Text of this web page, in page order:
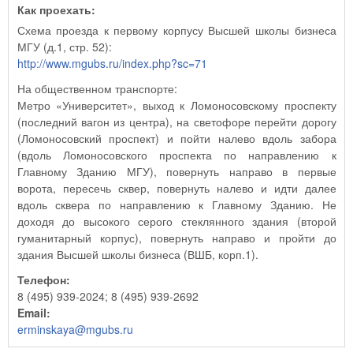
Как проехать:
Схема проезда к первому корпусу Высшей школы бизнеса
МГУ (д.1, стр. 52):
http://www.mgubs.ru/index.php?sc=71
На общественном транспорте:
Метро «Университет», выход к Ломоносовскому проспекту
(последний вагон из центра), на светофоре перейти дорогу
(Ломоносовский проспект) и пойти налево вдоль забора
(вдоль Ломоносовского проспекта по направлению к
Главному Зданию МГУ), повернуть направо в первые
ворота, пересечь сквер, повернуть налево и идти далее
вдоль сквера по направлению к Главному Зданию. Не
доходя до высокого серого стеклянного здания (второй
гуманитарный корпус), повернуть направо и пройти до
здания Высшей школы бизнеса (ВШБ, корп.1).
Телефон:
8 (495) 939-2024; 8 (495) 939-2692
Email:
erminskaya@mgubs.ru